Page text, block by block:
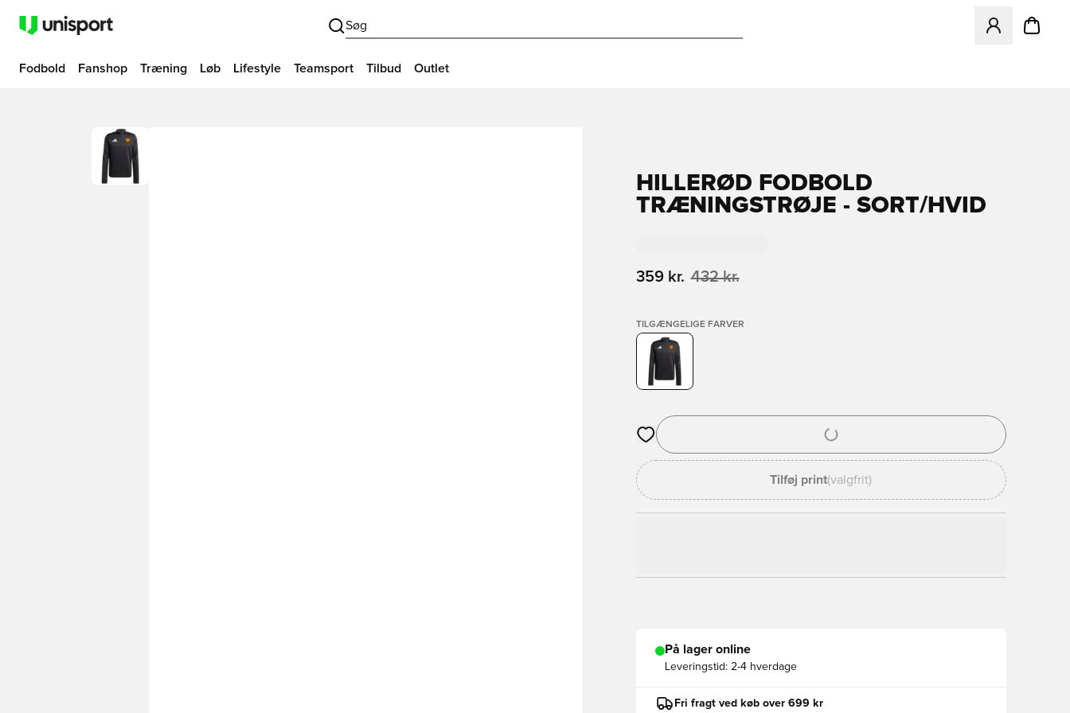
Søg
Åbner en
Fodbold Fanshop Træning Løb Lifestyle Teamsport Tilbud Outlet
HILLERØD FODBOLD
TRÆNINGSTRØJE - SORT/HVID
359 kr. 432 kr.
TILGÆNGELIGE FARVER
Åbner en Modal til at logge ind eller tilmelde dig som medlem
Tilføj print(valgfrit)
På lager online
Leveringstid: 2-4 hverdage
Fri fragt ved køb over 699 kr